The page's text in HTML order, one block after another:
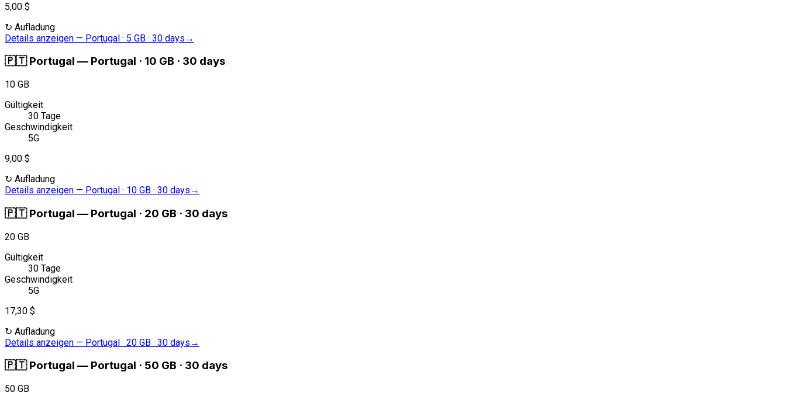
5,00 $
↻ Aufladung
Details anzeigen — Portugal · 5 GB · 30 days →
🇵🇹 Portugal — Portugal · 10 GB · 30 days
10 GB
Gültigkeit
30 Tage
Geschwindigkeit
5G
9,00 $
↻ Aufladung
Details anzeigen — Portugal · 10 GB · 30 days →
🇵🇹 Portugal — Portugal · 20 GB · 30 days
20 GB
Gültigkeit
30 Tage
Geschwindigkeit
5G
17,30 $
↻ Aufladung
Details anzeigen — Portugal · 20 GB · 30 days →
🇵🇹 Portugal — Portugal · 50 GB · 30 days
50 GB